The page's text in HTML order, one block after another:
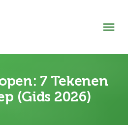
7 Tekenen
(Gids 2026)